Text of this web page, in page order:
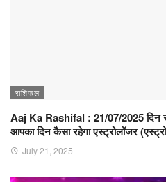
राशिफल
Aaj Ka Rashifal : 21/07/2025 दिन
आपका दिन कैसा रहेगा एस्ट्रोलॉजर
July 21, 2025